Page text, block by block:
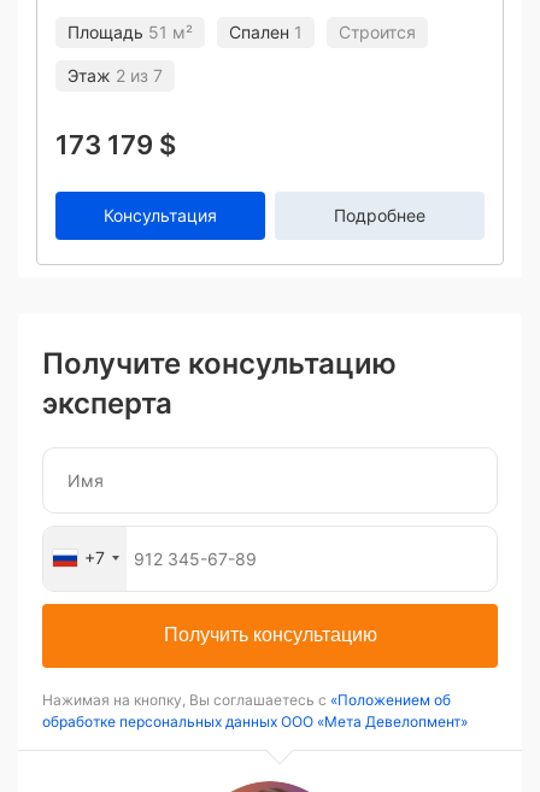
Площадь 51 м² Спален 1 Строится
Этаж 2 из 7
173 179 $
Консультация Подробнее
Получите консультацию
эксперта
+7
Получить консультацию
Нажимая на кнопку, Вы соглашаетесь с «Положением об
обработке персональных данных ООО «Мета Девелопмент»